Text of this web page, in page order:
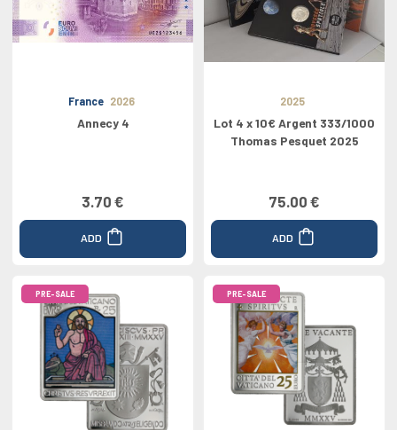
France 2026
Annecy 4
3.70 €
ADD
2025
Lot 4 x 10€ Argent 333/1000
Thomas Pesquet 2025
75.00 €
ADD
PRE-SALE PRE-SALE